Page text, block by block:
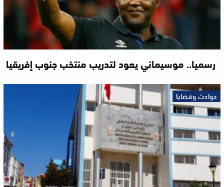
رسميا.. موسيماني يعود لتدريب منتخب جنوب إفريقيا
حوادث وقضايا